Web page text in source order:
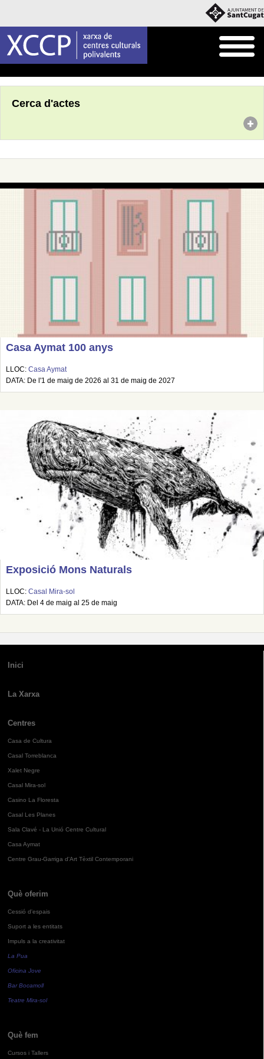
Cerca d'actes
Casa Aymat 100 anys
LLOC: Casa Aymat
DATA: De l'1 de maig de 2026 al 31 de maig de 2027
Exposició Mons Naturals
LLOC: Casal Mira-sol
DATA: Del 4 de maig al 25 de maig
Inici
La Xarxa
Centres
Casa de Cultura
Casal Torreblanca
Xalet Negre
Casal Mira-sol
Casino La Floresta
Casal Les Planes
Sala Clavé - La Unió Centre Cultural
Casa Aymat
Centre Grau-Garriga d'Art Tèxtil Contemporani
Què oferim
Cessió d'espais
Suport a les entitats
Impuls a la creativitat
La Pua
Oficina Jove
Bar Bocamoll
Teatre Mira-sol
Què fem
Cursos i Tallers